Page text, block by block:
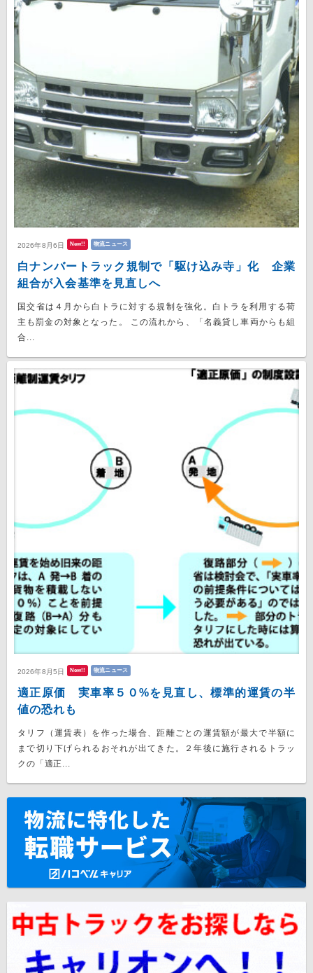
2026年8月6日 New!! 物流ニュース
白ナンバートラック規制で「駆け込み寺」化 企業
組合が入会基準を見直しへ
国交省は４月から白トラに対する規制を強化。白トラを利用する荷
主も罰金の対象となった。 この流れから、「名義貸し車両からも組
合...
2026年8月5日 New!! 物流ニュース
適正原価 実車率５０%を見直し、標準的運賃の半
値の恐れも
タリフ（運賃表）を作った場合、距離ごとの運賃額が最大で半額に
まで切り下げられるおそれが出てきた。２年後に施行されるトラッ
クの「適正...